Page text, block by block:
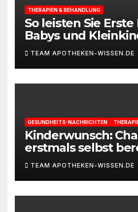
THERAPIEN & BEHANDLUNG
So leisten Sie
Babys und
TEAM APOTHEKEN-WISSEN.DE
GESUNDHEITS-NACHRICHTEN
Kinderwunsch:
erstmals selbst
TEAM APOTHEKEN-WISSEN.DE